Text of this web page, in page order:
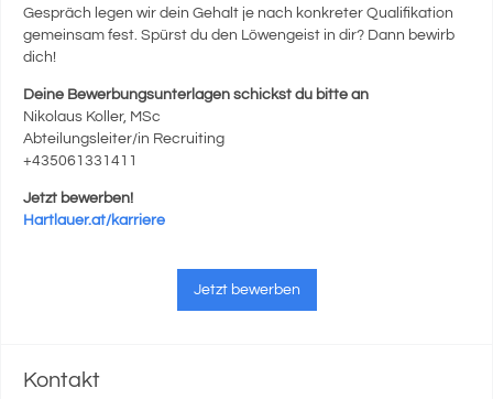
Gespräch legen wir dein Gehalt je nach konkreter Qualifikation
gemeinsam fest. Spürst du den Löwengeist in dir? Dann bewirb
dich!
Deine Bewerbungsunterlagen schickst du bitte an
Nikolaus Koller, MSc
Abteilungsleiter/in Recruiting
+435061331411
Jetzt bewerben!
Hartlauer.at/karriere
Jetzt bewerben
Kontakt